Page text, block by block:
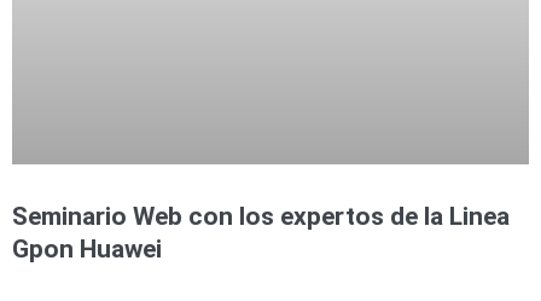
Seminario Web con los expertos de la Linea
Gpon Huawei